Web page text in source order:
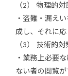
（2） 物理的
・盗難・漏え
成し、それに応
（3） 技術的
・業務上必要
ない者の閲覧